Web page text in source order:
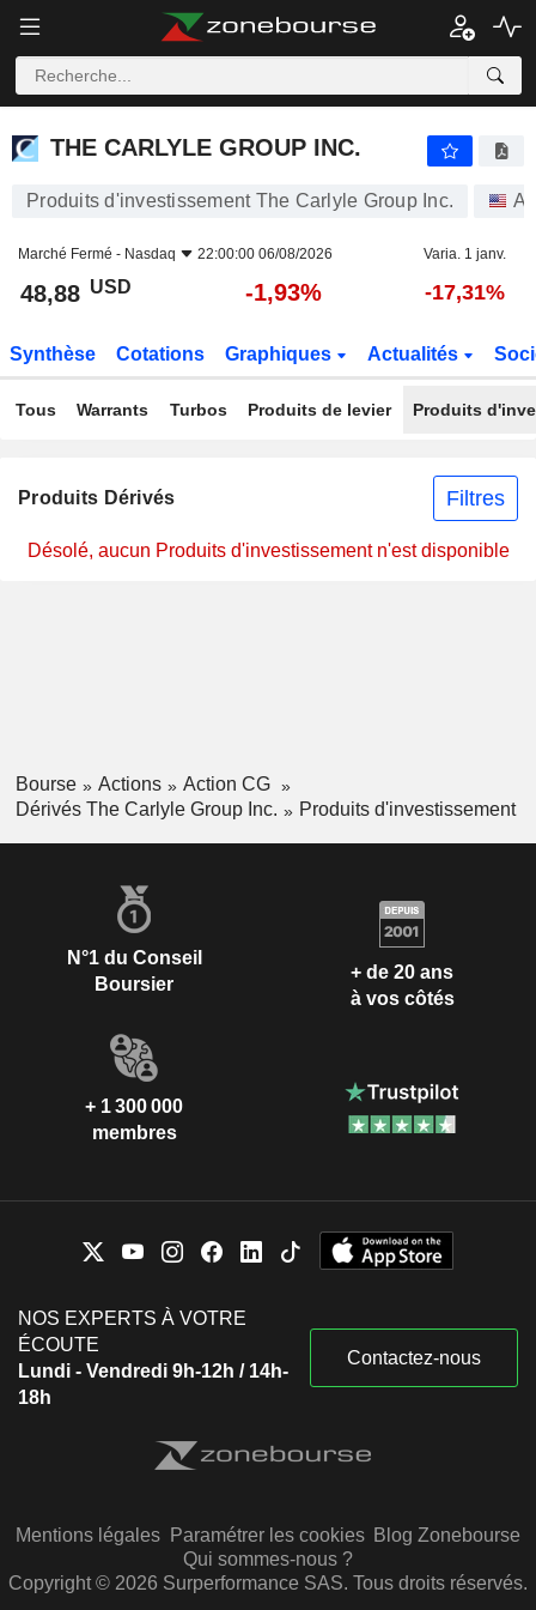
THE CARLYLE GROUP INC.
THE CARLYLE GROUP INC.
Produits d'investissement The Carlyle Group Inc.
Marché Fermé - Nasdaq 22:00:00 06/08/2026 Varia. 1 janv.
48,88 USD -1,93% -17,31%
Synthèse Cotations Graphiques Actualités
Tous Warrants Turbos Produits de levier Produits
Produits Dérivés Filtres
Désolé, aucun Produits d'investissement n'est disponible
Bourse Actions
Action CG
Dérivés The Carlyle Group Inc.
Produits d'investissement
N°1 du Conseil
Boursier
+ de 20 ans
à vos côtés
+ 1 300 000
membres
NOS EXPERTS À VOTRE
ÉCOUTE
Lundi - Vendredi 9h-12h / 14h-
18h
Contactez-nous
Mentions légales Paramétrer les cookies Blog Zonebourse
Qui sommes-nous ?
Copyright © 2026 Surperformance SAS. Tous droits réservés.